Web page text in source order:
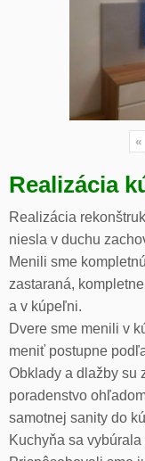
«
Realizácia
Realizácia
niesla v duchu
Menili sme
zastaraná,
a v kúpeľni.
Dvere sme menili v
meniť postupne
Obklady a dlažby su
poradenstvo
samotnej sanity do
Kuchyňa sa